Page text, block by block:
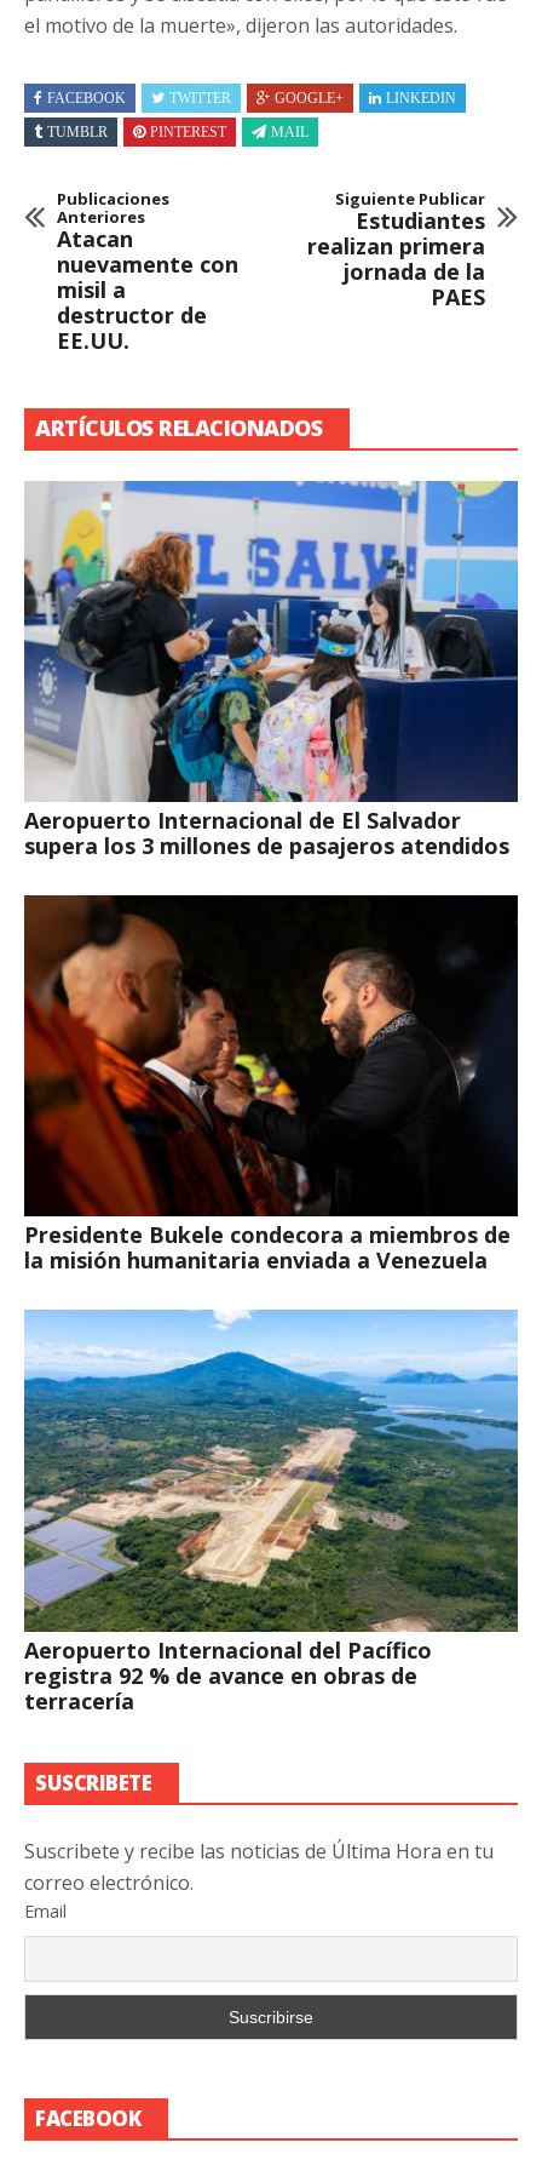
el motivo de la muerte», dijeron las autoridades.
FACEBOOK TWITTER GOOGLE+
LINKEDIN
TUMBLR
PINTEREST MAIL
Publicaciones
Anteriores
Atacan
nuevamente con
misil a
destructor de
EE.UU.
Siguiente Publicar
Estudiantes
realizan primera
jornada de la
PAES
ARTÍCULOS RELACIONADOS
Aeropuerto Internacional de El Salvador
supera los 3 millones de pasajeros atendidos
Presidente Bukele condecora a miembros de
la misión humanitaria enviada a Venezuela
Aeropuerto Internacional del Pacífico
registra 92 % de avance en obras de
terracería
SUSCRIBETE
Suscribete y recibe las noticias de Última Hora en tu
correo electrónico.
Email
FACEBOOK